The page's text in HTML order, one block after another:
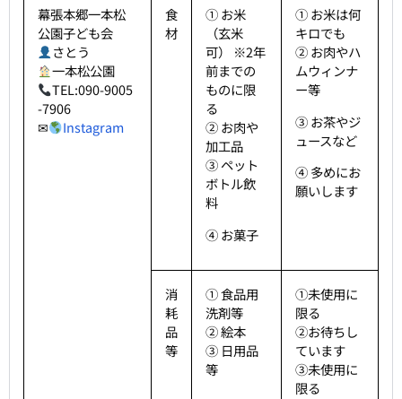
幕張本郷一本松
公園子ども会
さとう
一本松公園
TEL:090-9005
-7906
✉
Instagram
食
材
① お米
（玄米
可） ※2年
前までの
ものに限
る
② お肉や
加工品
③ ペット
ボトル飲
料
④ お菓子
① お米は何
キロでも
② お肉やハ
ムウィンナ
ー等
③ お茶やジ
ュースなど
④ 多めにお
願いします
消
耗
品
等
① 食品用
洗剤等
② 絵本
③ 日用品
等
①未使用に
限る
②お待ちし
ています
③未使用に
限る